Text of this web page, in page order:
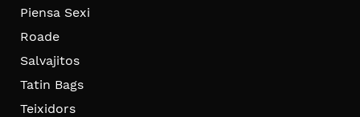
Piensa Sexi
Roade
Salvajitos
Tatin Bags
Teixidors